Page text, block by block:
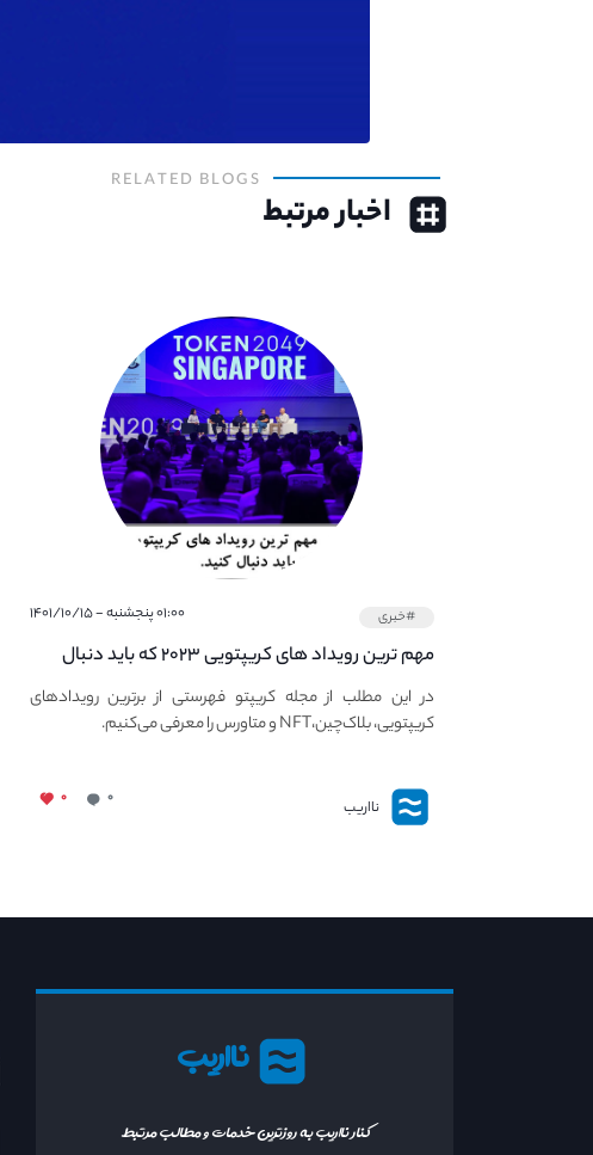
RELATED BLOGS
اخبار مرتبط
#خبری ۰۱:۰۰ پنجشنبه - ۱۴۰۱/۱۰/۱۵
مهم ترین رویداد های کریپتویی ۲۰۲۳ که باید دنبال
کنید – معرفی بهترین رویداد های جهانی
در این مطلب از مجله کریپتو فهرستی از برترین رویدادهای
کریپتویی، بلاک‌چین،NFT و متاورس را معرفی می‌کنیم.
نااریب ۰ ۰
نااریب
کنار نااریب به روزترین خدمات و مطالب مرتبط